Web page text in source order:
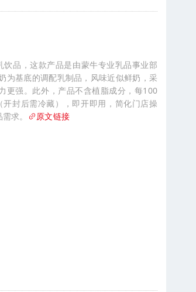
品，这款产品是由蒙牛专业乳品事业部
为基底的调配乳制品，风味近似鲜奶，采
更强。此外，产品不含植脂成分，每100
封后需冷藏），即开即用，简化门店操
求。
原文链接